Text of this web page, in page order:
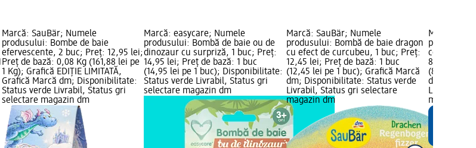
Marcă: SauBär; Numele
produsului: Bombe de baie
efervescente, 2 buc; Preț: 12,95 lei;
Preț de bază: 0,08 Kg (161,88 lei pe
1 Kg); Grafică EDIȚIE LIMITATĂ,
Grafică Marcă dm; Disponibilitate:
Status verde Livrabil, Status gri
selectare magazin dm
Marcă: easycare; Numele
produsului: Bombă de baie ou de
dinozaur cu surpriză, 1 buc; Preț:
14,95 lei; Preț de bază: 1 buc
(14,95 lei pe 1 buc); Disponibilitate:
Status verde Livrabil, Status gri
selectare magazin dm
Marcă: SauBär; Numele
produsului: Bombă de baie dragon
cu efect de curcubeu, 1 buc; Preț:
12,45 lei; Preț de bază: 1 buc
(12,45 lei pe 1 buc); Grafică Marcă
dm; Disponibilitate: Status verde
Livrabil, Status gri selectare
magazin dm
Marcă:
produsului:
colorate
8,95 lei;
(8,95 lei pe
dm;
Livrabil,
magazin